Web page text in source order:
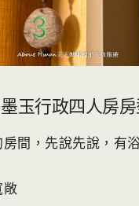
玉行政四人房
間，先說先說，有
敞